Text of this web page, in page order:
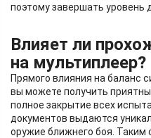
поэтому завершать уровень
Влияет ли
на мультиплеер?
Прямого влияния на баланс
вы можете получить
полное закрытие всех
документов выдаются
оружие ближнего боя.